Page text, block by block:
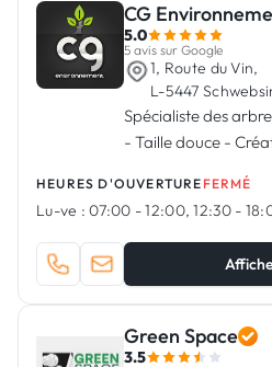
CG
5.0
5 avis sur Google
1, Route du Vin,
L-5447
Spécialiste des
- Taille douce -
HEURES D'OUVERTURE FERMÉ
Lu-ve : 07:00 - 12:00, 12:30 -
Green Space
3.5